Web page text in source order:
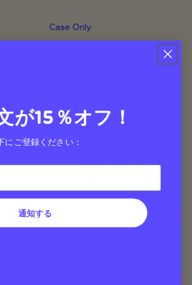
Case Only
が15％オフ！
にご登録ください：
通知する